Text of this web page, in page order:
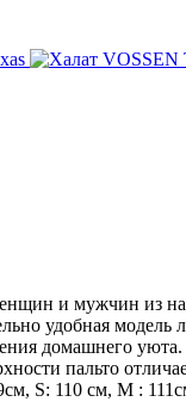
и мужчин из
удобная
домашнего
пальто
S: 110 см, М :